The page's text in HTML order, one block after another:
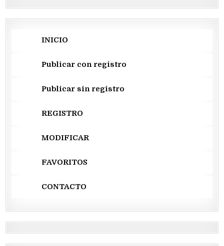
INICIO
Publicar con registro
Publicar sin registro
REGISTRO
MODIFICAR
FAVORITOS
CONTACTO